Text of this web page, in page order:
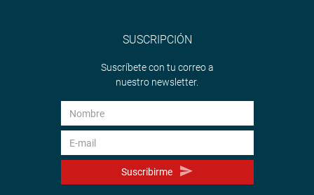
SUSCRIPCIÓN
Suscríbete con tu correo a
nuestro newsletter.
Suscribirme